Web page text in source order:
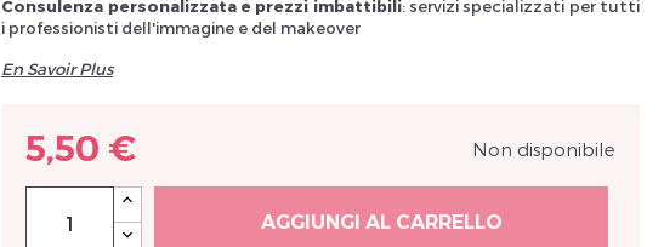
Consulenza personalizzata e prezzi imbattibili: servizi specializzati per tutti
i professionisti dell'immagine e del makeover
En Savoir Plus
5,50 € Non disponibile
AGGIUNGI AL CARRELLO